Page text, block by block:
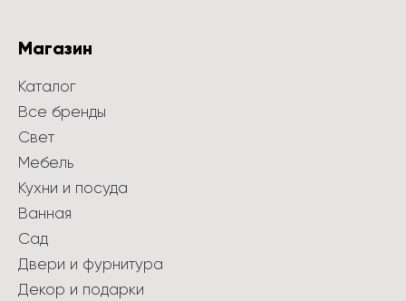
Магазин
Каталог
Все бренды
Свет
Мебель
Кухни и посуда
Ванная
Сад
Двери и фурнитура
Декор и подарки